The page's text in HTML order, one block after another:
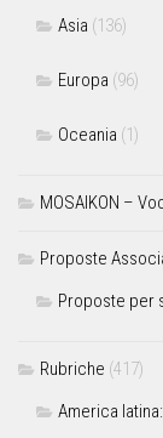
Asia (136)
Europa (96)
Oceania (1)
MOSAIKON –
Proposte
Proposte per
Rubriche (417)
America